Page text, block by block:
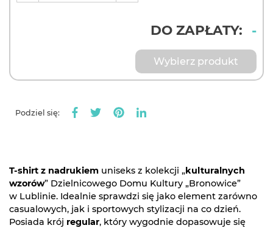
T-shirt z nadrukiem uniseks z kolekcji „kulturalnych
wzorów” Dzielnicowego Domu Kultury „Bronowice”
w Lublinie. Idealnie sprawdzi się jako element zarówno
casualowych, jak i sportowych stylizacji na co dzień.
Posiada krój regular, który wygodnie dopasowuje się
DO ZAPŁATY: -
Wybierz produkt
Podziel się: